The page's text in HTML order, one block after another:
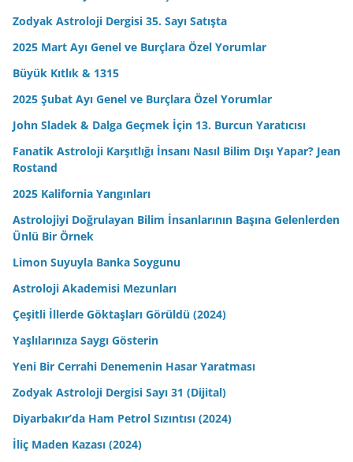
Zodyak Astroloji Dergisi 35. Sayı Satışta
2025 Mart Ayı Genel ve Burçlara Özel Yorumlar
Büyük Kıtlık & 1315
2025 Şubat Ayı Genel ve Burçlara Özel Yorumlar
John Sladek & Dalga Geçmek İçin 13. Burcun Yaratıcısı
Fanatik Astroloji Karşıtlığı İnsanı Nasıl Bilim Dışı Yapar? Jean
Rostand
2025 Kalifornia Yangınları
Astrolojiyi Doğrulayan Bilim İnsanlarının Başına Gelenlerden
Ünlü Bir Örnek
Limon Suyuyla Banka Soygunu
Astroloji Akademisi Mezunları
Çeşitli İllerde Göktaşları Görüldü (2024)
Yaşlılarınıza Saygı Gösterin
Yeni Bir Cerrahi Denemenin Hasar Yaratması
Zodyak Astroloji Dergisi Sayı 31 (Dijital)
Diyarbakır’da Ham Petrol Sızıntısı (2024)
İliç Maden Kazası (2024)